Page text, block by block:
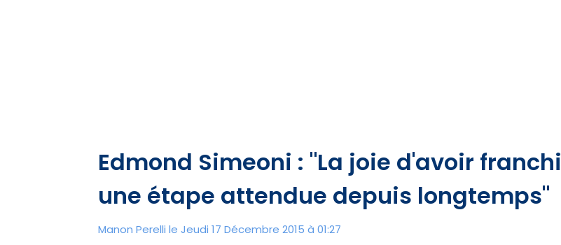
Edmond Simeoni : "La joie d'avoir franchi
une étape attendue depuis longtemps"
Manon Perelli le Jeudi 17 Décembre 2015 à 01:27